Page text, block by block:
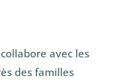
avec les
des familles